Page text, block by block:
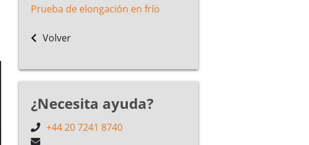
Prueba de elongación en frío
Volver
¿Necesita ayuda?
+44 20 7241 8740